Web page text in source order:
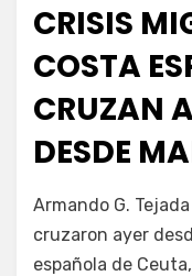
CRISIS
COSTA
CRUZAN
DESDE
Fernando
Armando G.
cruzaron ayer
española de